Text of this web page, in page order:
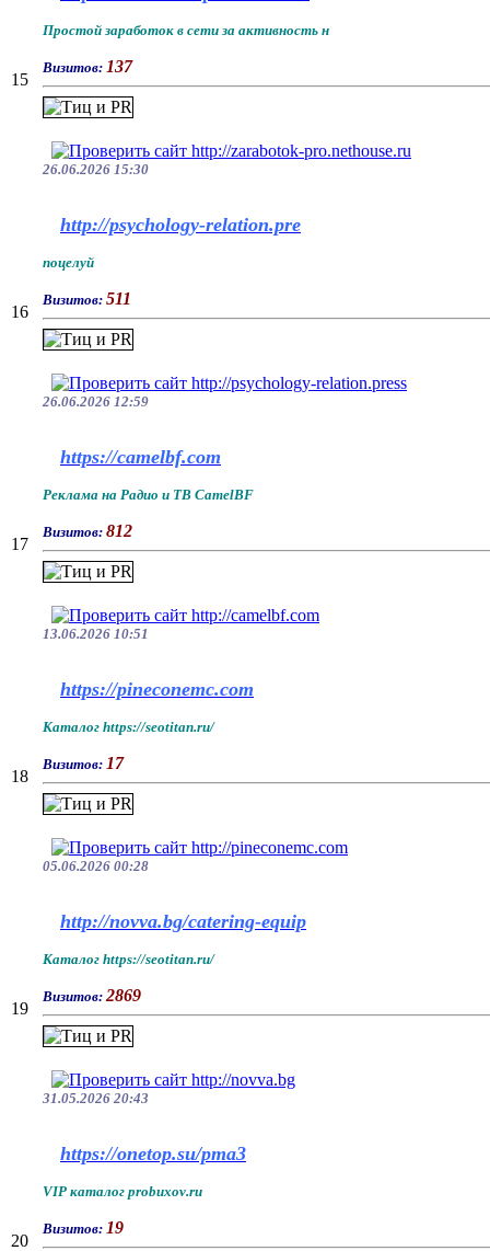
15
Простой заработок в сети за активность н
Визитов: 137
26.06.2026 15:30
16
http://psychology-relation.pre
поцелуй
Визитов: 511
26.06.2026 12:59
17
https://camelbf.com
Реклама на Радио и ТВ CamelBF
Визитов: 812
13.06.2026 10:51
18
https://pineconemc.com
Каталог https://seotitan.ru/
Визитов: 17
05.06.2026 00:28
19
http://novva.bg/catering-equip
Каталог https://seotitan.ru/
Визитов: 2869
31.05.2026 20:43
20
https://onetop.su/pma3
VIP каталог probuxov.ru
Визитов: 19